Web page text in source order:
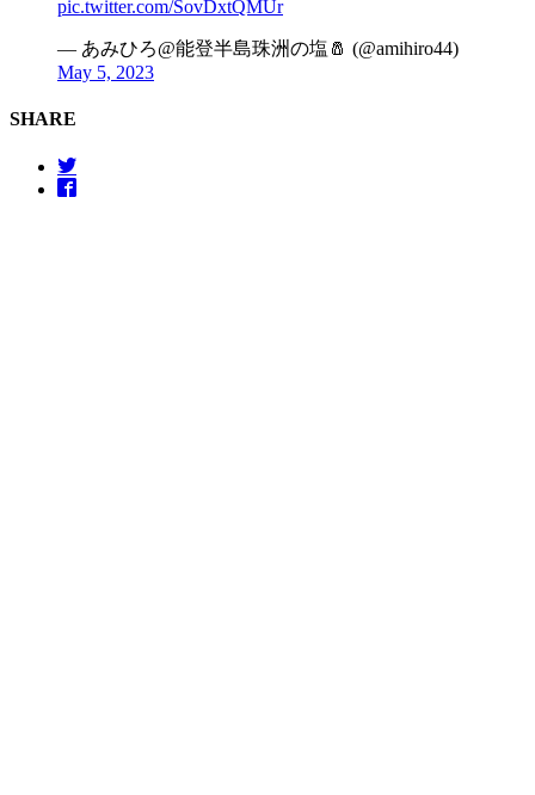
pic.twitter.com/SovDxtQMUr
— あみひろ@能登半島珠洲の塩🧂 (@amihiro44)
May 5, 2023
SHARE